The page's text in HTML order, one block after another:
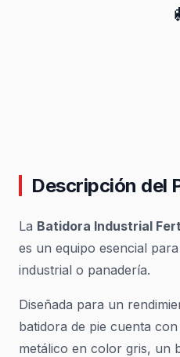
Descripción del
La Batidora Industrial
es un equipo esencial
industrial o panadería.
Diseñada para un
batidora de pie cuenta
metálico en color gris, un